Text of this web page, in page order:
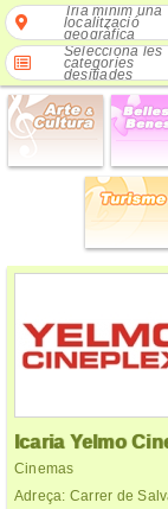
Tria mínim una
localització
geogràfica
Selecciona les
categories
desitjades
Icaria Yelmo
Cinemas
Adreça: Carrer de